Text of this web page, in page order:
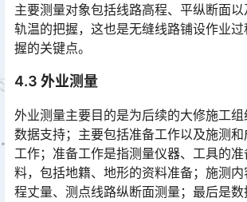
主要测量对象包括线路高程、平纵断面
轨温的把握，这也是无缝线路铺设作业
握的关键点。
4.3 外业测量
外业测量主要目的是为后续的大修施工
数据支持；主要包括准备工作以及施测
工作；准备工作是指测量仪器、工具的
料，包括地籍、地形的资料准备；施测
程丈量、测点线路纵断面测量；最后是